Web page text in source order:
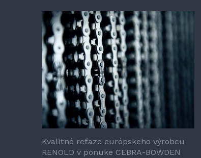
Kvalitné reťaze európskeho výrobcu
RENOLD v ponuke CEBRA-BOWDEN